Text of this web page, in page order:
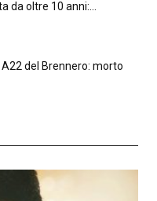
da oltre 10 anni:...
A22 del Brennero: morto